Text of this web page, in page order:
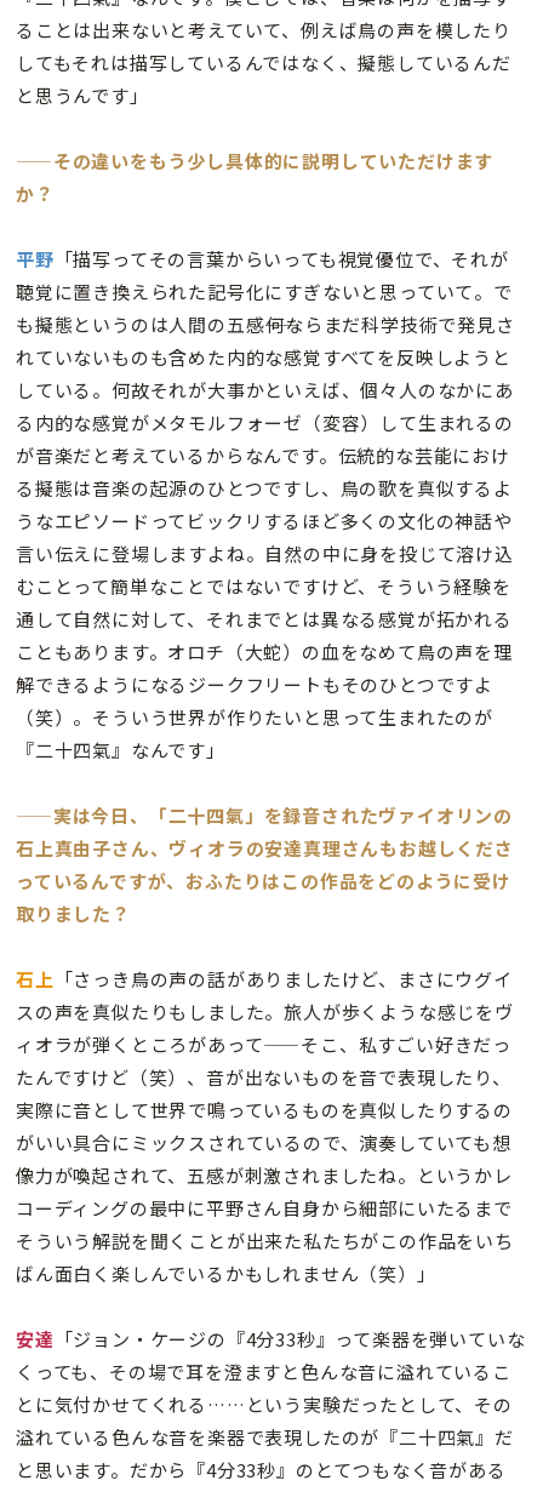
ることは出来ないと考えていて、例えば鳥の声を模したり
してもそれは描写しているんではなく、擬態しているんだ
と思うんです」
——その違いをもう少し具体的に説明していただけます
か？
平野 「描写ってその言葉からいっても視覚優位で、それが
聴覚に置き換えられた記号化にすぎないと思っていて。で
も擬態というのは人間の五感――何ならまだ科学技術で発見さ
れていないものも含めた内的な感覚すべてを反映しようと
している。何故それが大事かといえば、個々人のなかにあ
る内的な感覚がメタモルフォーゼ（変容）して生まれるの
が音楽だと考えているからなんです。伝統的な芸能におけ
る擬態は音楽の起源のひとつですし、鳥の歌を真似するよ
うなエピソードってビックリするほど多くの文化の神話や
言い伝えに登場しますよね。自然の中に身を投じて溶け込
むことって簡単なことではないですけど、そういう経験を
通して自然に対して、それまでとは異なる感覚が拓かれる
こともあります。オロチ（大蛇）の血をなめて鳥の声を理
解できるようになるジークフリートもそのひとつですよ
（笑）。そういう世界が作りたいと思って生まれたのが
『二十四氣』なんです」
——実は今日、「二十四氣」を録音されたヴァイオリンの
石上真由子さん、ヴィオラの安達真理さんもお越しくださ
っているんですが、おふたりはこの作品をどのように受け
取りました？
石上 「さっき鳥の声の話がありましたけど、まさにウグイ
スの声を真似たりもしました。旅人が歩くような感じをヴ
ィオラが弾くところがあって——そこ、私すごい好きだっ
たんですけど（笑）、音が出ないものを音で表現したり、
実際に音として世界で鳴っているものを真似したりするの
がいい具合にミックスされているので、演奏していても想
像力が喚起されて、五感が刺激されましたね。というかレ
コーディングの最中に平野さん自身から細部にいたるまで
そういう解説を聞くことが出来た私たちがこの作品をいち
ばん面白く楽しんでいるかもしれません（笑）」
安達 「ジョン・ケージの『4分33秒』って楽器を弾いていな
くっても、その場で耳を澄ますと色んな音に溢れているこ
とに気付かせてくれる……という実験だったとして、その
溢れている色んな音を楽器で表現したのが『二十四氣』だ
と思います。だから『4分33秒』のとてつもなく音がある